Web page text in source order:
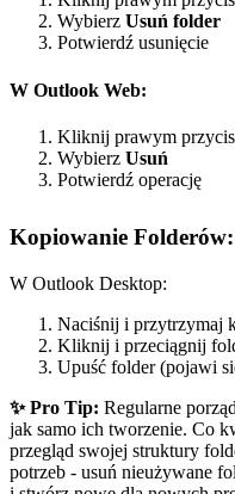
Wybierz Usuń folder
Potwierdź usunięcie
W Outlook Web:
Kliknij prawym
Wybierz Usuń
Potwierdź operację
Kopiowanie Folderów:
W Outlook Desktop:
Naciśnij i przytrzymaj
Kliknij i przeciągnij
Upuść folder (pojawi
✨ Pro Tip: Regularne
jak samo ich tworzenie. Co
przegląd swojej struktury
potrzeb - usuń nieużywane